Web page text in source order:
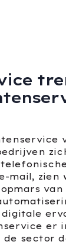
mail, zien
er
sector